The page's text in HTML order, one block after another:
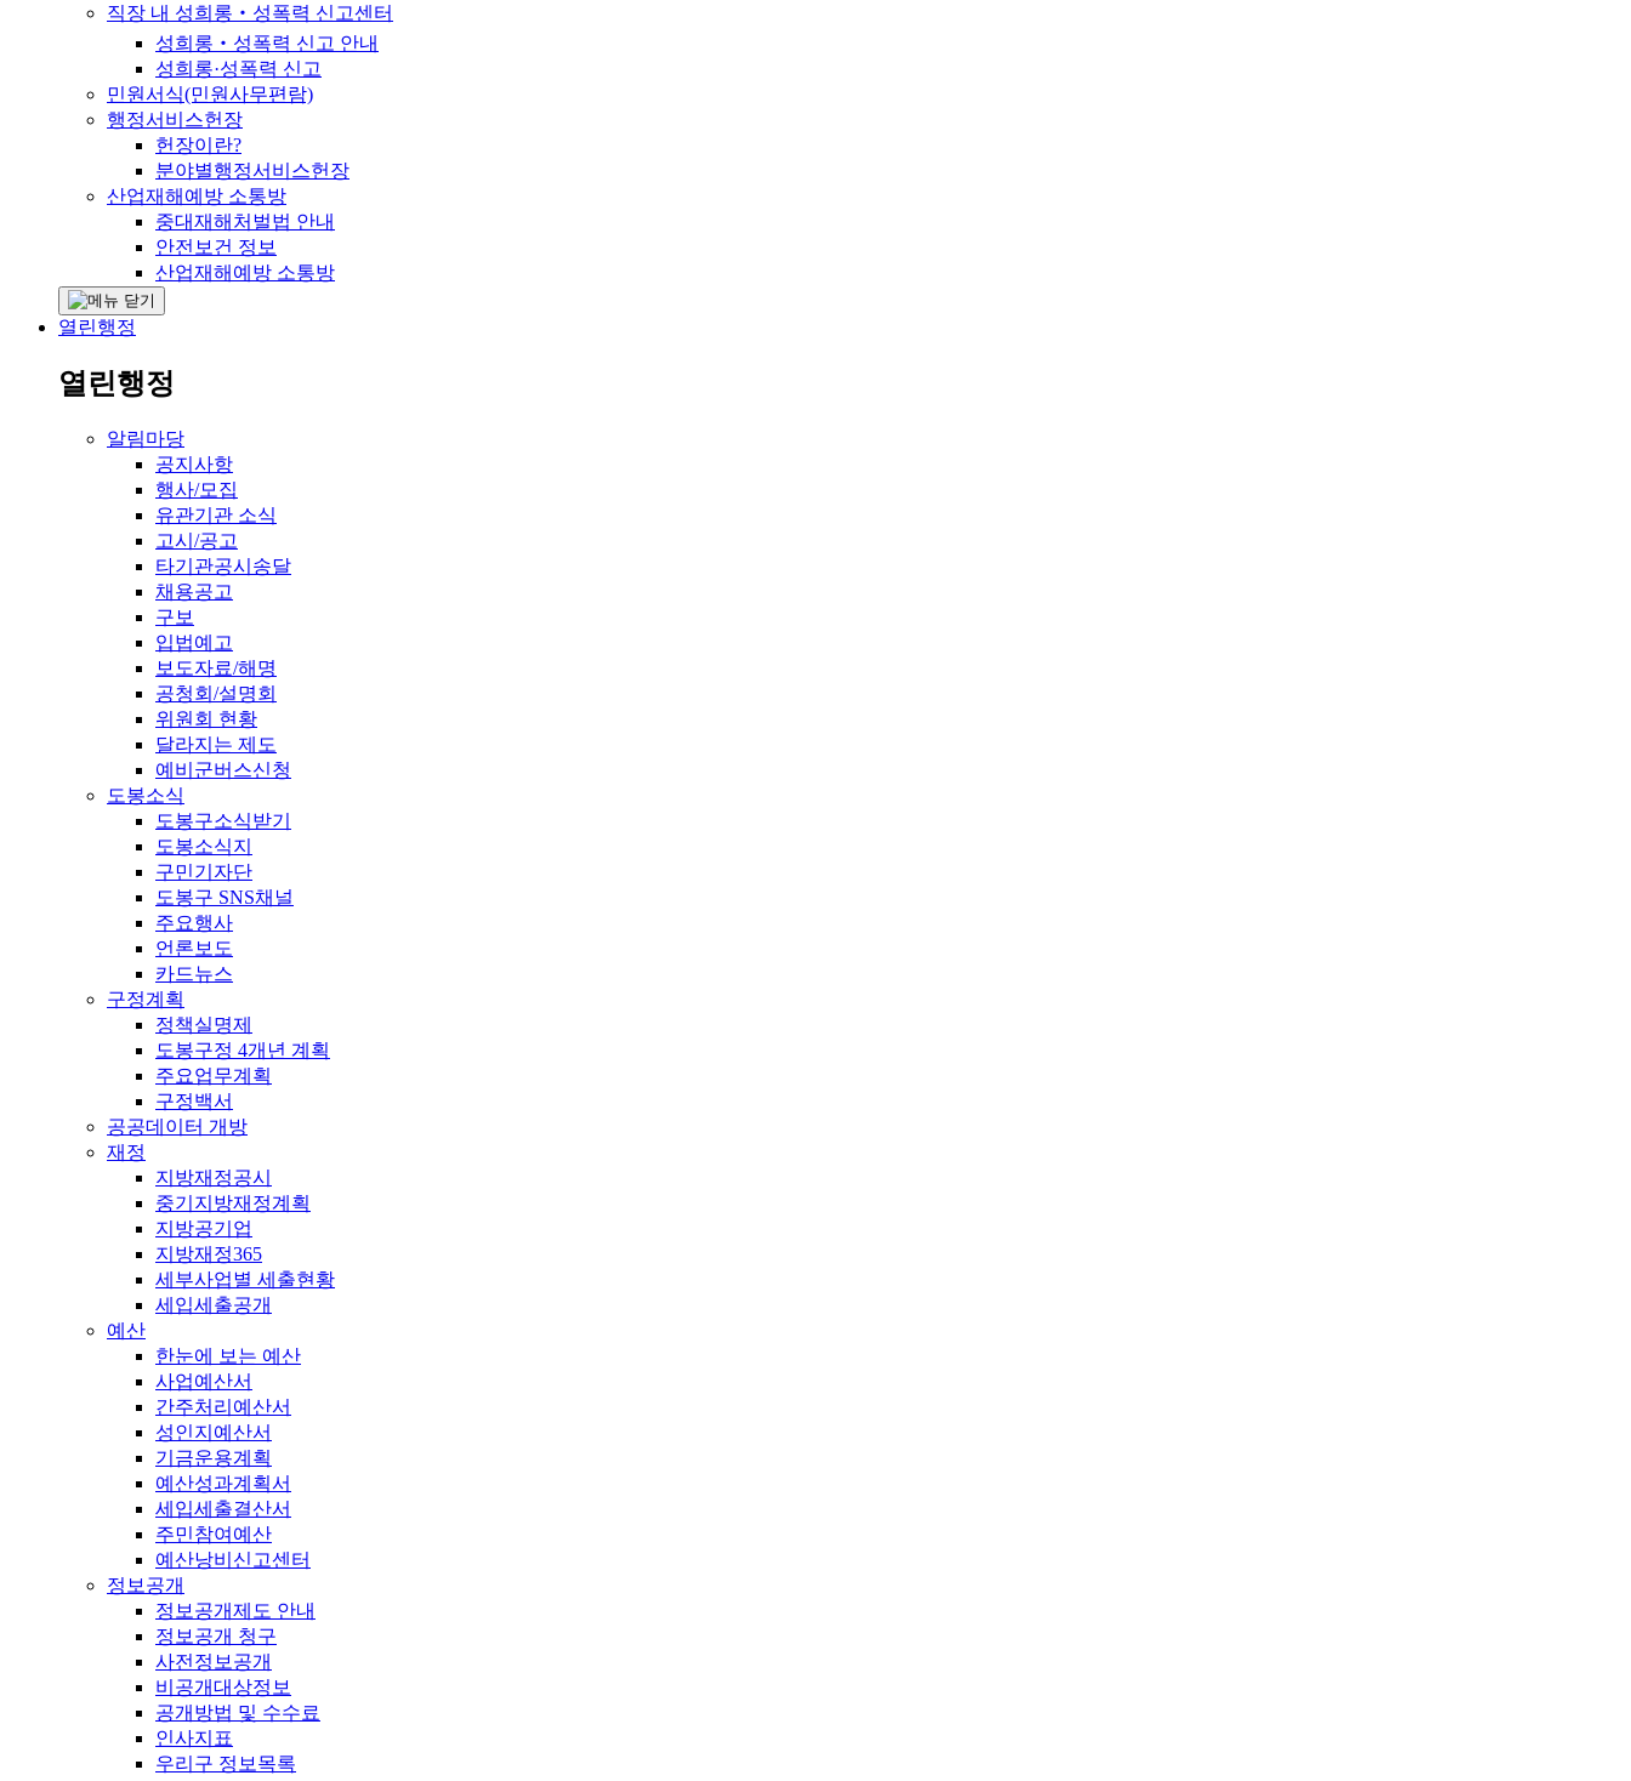
직장 내 성희롱‧성폭력 신고센터
성희롱‧성폭력 신고 안내
성희롱·성폭력 신고
민원서식(민원사무편람)
행정서비스헌장
헌장이란?
분야별행정서비스헌장
산업재해예방 소통방
중대재해처벌법 안내
안전보건 정보
산업재해예방 소통방
열린행정
열린행정
알림마당
공지사항
행사/모집
유관기관 소식
고시/공고
타기관공시송달
채용공고
구보
입법예고
보도자료/해명
공청회/설명회
위원회 현황
달라지는 제도
예비군버스신청
도봉소식
도봉구소식받기
도봉소식지
구민기자단
도봉구 SNS채널
주요행사
언론보도
카드뉴스
구정계획
정책실명제
도봉구정 4개년 계획
주요업무계획
구정백서
공공데이터 개방
재정
지방재정공시
중기지방재정계획
지방공기업
지방재정365
세부사업별 세출현황
세입세출공개
예산
한눈에 보는 예산
사업예산서
간주처리예산서
성인지예산서
기금운용계획
예산성과계획서
세입세출결산서
주민참여예산
예산낭비신고센터
정보공개
정보공개제도 안내
정보공개 청구
사전정보공개
비공개대상정보
공개방법 및 수수료
인사지표
우리구 정보목록